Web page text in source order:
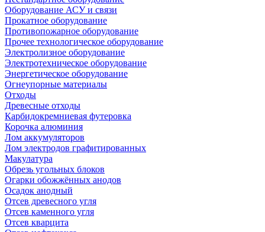
Оборудование АСУ и связи
Прокатное оборудование
Противопожарное оборудование
Прочее технологическое оборудование
Электролизное оборудование
Электротехническое оборудование
Энергетическое оборудование
Огнеупорные материалы
Отходы
Древесные отходы
Карбидокремниевая футеровка
Корочка алюминия
Лом аккумуляторов
Лом электродов графитированных
Макулатура
Обрезь угольных блоков
Огарки обожжённых анодов
Осадок анодный
Отсев древесного угля
Отсев каменного угля
Отсев кварцита